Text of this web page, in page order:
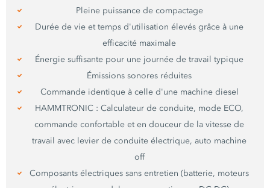
Pleine puissance de compactage
Durée de vie et temps d'utilisation élevés grâce à une
efficacité maximale
Énergie suffisante pour une journée de travail typique
Émissions sonores réduites
Commande identique à celle d'une machine diesel
HAMMTRONIC : Calculateur de conduite, mode ECO,
commande confortable et en douceur de la vitesse de
travail avec levier de conduite électrique, auto machine
off
Composants électriques sans entretien (batterie, moteurs